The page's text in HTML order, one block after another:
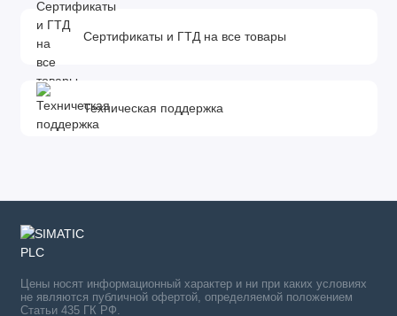
Сертификаты и ГТД на все товары
Техническая поддержка
Цены носят информационный характер и ни при каких условиях
не являются публичной офертой, определяемой положением
Статьи 435 ГК РФ.